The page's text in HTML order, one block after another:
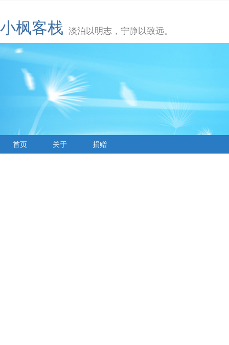
小枫客栈 淡泊以明志，宁静以致远。
首页 关于 捐赠